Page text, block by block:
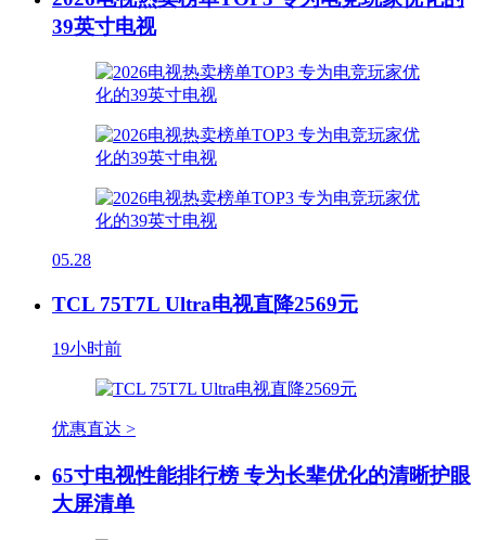
39英寸电视
05.28
TCL 75T7L Ultra电视直降2569元
19小时前
优惠直达 >
65寸电视性能排行榜 专为长辈优化的清晰护眼
大屏清单